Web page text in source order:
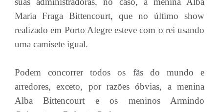
Maria Fraga Bittencourt, que no último show
realizado em Porto Alegre esteve com o rei usando
uma camisete igual.
Podem concorrer todos os fãs do mundo e
arredores, exceto, por razões óbvias, a menina
Alba Bittencourt e os meninos Armindo